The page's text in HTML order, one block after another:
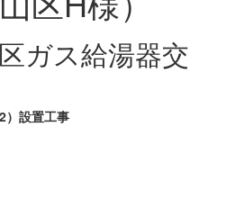
ガス給湯器交
）設置工事